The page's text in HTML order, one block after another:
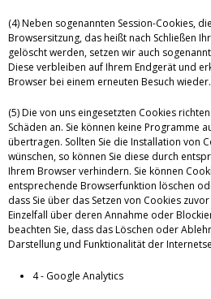
(4) Neben sogenannten Session-Cookies,
Browsersitzung, das heißt nach Schließen
gelöscht werden, setzen wir auch
Diese verbleiben auf Ihrem Endgerät und
Browser bei einem erneuten Besuch wieder.
(5) Die von uns eingesetzten Cookies
Schäden an. Sie können keine Programme
übertragen. Sollten Sie die Installation von
wünschen, so können Sie diese durch
Ihrem Browser verhindern. Sie können
entsprechende Browserfunktion löschen
dass Sie über das Setzen von Cookies
Einzelfall über deren Annahme oder
beachten Sie, dass das Löschen oder
Darstellung und Funktionalität der
4 - Google Analytics